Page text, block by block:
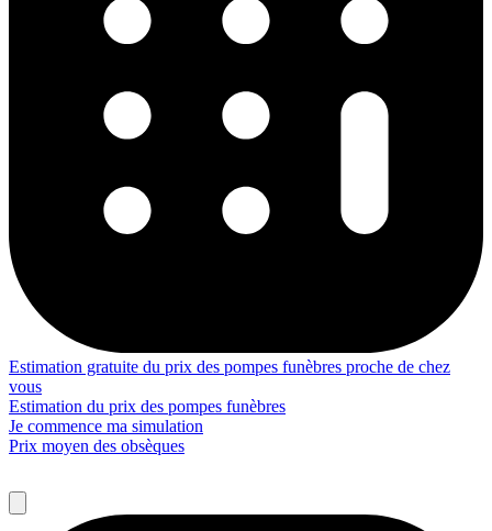
Estimation gratuite du prix des pompes funèbres proche de chez
vous
Estimation du prix des pompes funèbres
Je commence ma simulation
Prix moyen des obsèques